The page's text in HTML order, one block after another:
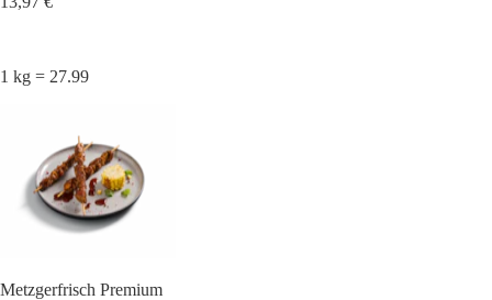
1 kg = 27.99
Metzgerfrisch Premium